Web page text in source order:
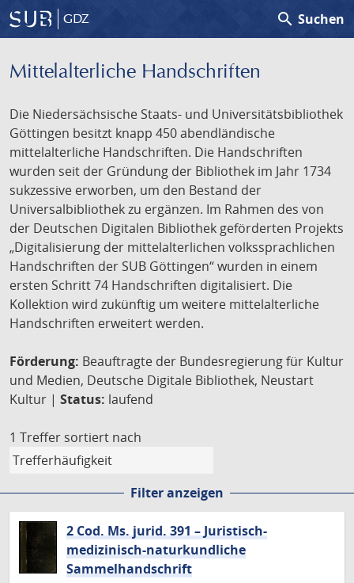
GDZ search Suchen
Mittelalterliche Handschriften
Die Niedersächsische Staats- und Universitätsbibliothek
Göttingen besitzt knapp 450 abendländische
mittelalterliche Handschriften. Die Handschriften
wurden seit der Gründung der Bibliothek im Jahr 1734
sukzessive erworben, um den Bestand der
Universalbibliothek zu ergänzen. Im Rahmen des von
der Deutschen Digitalen Bibliothek geförderten Projekts
„Digitalisierung der mittelalterlichen volkssprachlichen
Handschriften der SUB Göttingen“ wurden in einem
ersten Schritt 74 Handschriften digitalisiert. Die
Kollektion wird zukünftig um weitere mittelalterliche
Handschriften erweitert werden.
Förderung: Beauftragte der Bundesregierung für Kultur
und Medien, Deutsche Digitale Bibliothek, Neustart
Kultur | Status: laufend
1 Treffer sortiert nach
Filter anzeigen
2 Cod. Ms. jurid. 391 – Juristisch-
medizinisch-naturkundliche
Sammelhandschrift